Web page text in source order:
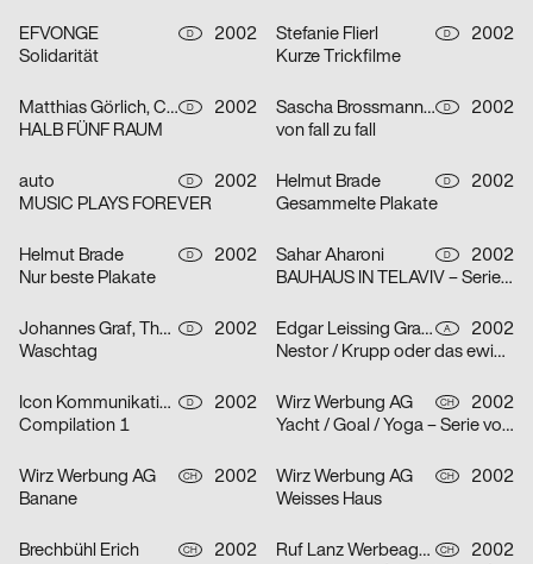
EFVONGE D
2002
Solidarität
Stefanie Flierl D
2002
Kurze Trickfilme
Matthias Görlich, Charalampos Lazos D
2002
HALB FÜNF RAUM
Sascha Brossmann, Heike Grebin, Nina Lehmann D
2002
von fall zu fall
auto D
2002
MUSIC PLAYS FOREVER
Helmut Brade D
2002
Gesammelte Plakate
Helmut Brade D
2002
Nur beste Plakate
Sahar Aharoni D
2002
BAUHAUS IN TELAVIV – Serie von drei Plakaten
Johannes Graf, Thorsten Lehmann D
2002
Waschtag
Edgar Leissing Grafik Design A
2002
Nestor / Krupp oder das ewige Leben / Hartes Herz – Serie von drei Plakaten
Icon Kommunikationsdesign D
2002
Compilation 1
Wirz Werbung AG CH
2002
Yacht / Goal / Yoga – Serie von drei Plakaten
Wirz Werbung AG CH
2002
Banane
Wirz Werbung AG CH
2002
Weisses Haus
Brechbühl Erich CH
2002
Ruf Lanz Werbeagentur AG CH
2002